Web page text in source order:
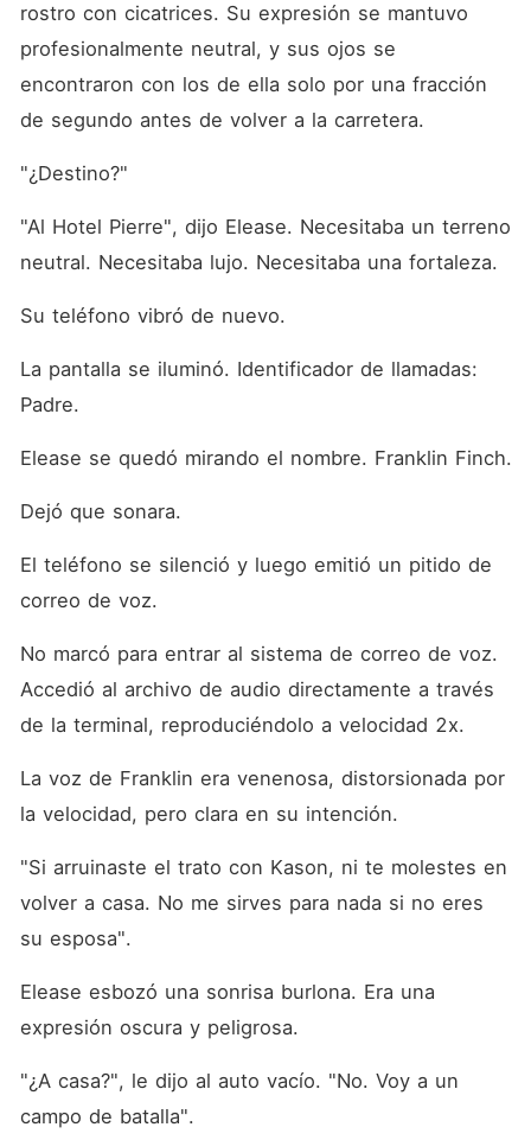
rostro con cicatrices. Su expresión se mantuvo
profesionalmente neutral, y sus ojos se
encontraron con los de ella solo por una fracción
de segundo antes de volver a la carretera.
"¿Destino?"
"Al Hotel Pierre", dijo Elease. Necesitaba un terreno
neutral. Necesitaba lujo. Necesitaba una fortaleza.
Su teléfono vibró de nuevo.
La pantalla se iluminó. Identificador de llamadas:
Padre.
Elease se quedó mirando el nombre. Franklin Finch.
Dejó que sonara.
El teléfono se silenció y luego emitió un pitido de
correo de voz.
No marcó para entrar al sistema de correo de voz.
Accedió al archivo de audio directamente a través
de la terminal, reproduciéndolo a velocidad 2x.
La voz de Franklin era venenosa, distorsionada por
la velocidad, pero clara en su intención.
"Si arruinaste el trato con Kason, ni te molestes en
volver a casa. No me sirves para nada si no eres
su esposa".
Elease esbozó una sonrisa burlona. Era una
expresión oscura y peligrosa.
"¿A casa?", le dijo al auto vacío. "No. Voy a un
campo de batalla".